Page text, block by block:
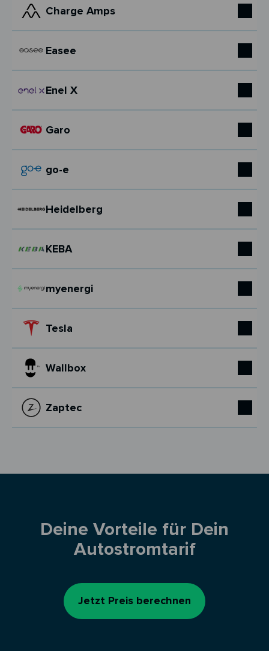
Charge Amps
Easee
Enel X
Garo
go-e
Heidelberg
KEBA
myenergi
Tesla
Wallbox
Zaptec
Deine Vorteile für Dein
Autostromtarif
Jetzt Preis berechnen